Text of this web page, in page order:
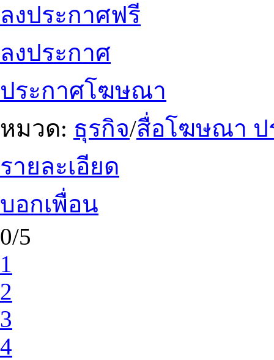
ลงประกาศฟรี
ลงประกาศ
ประกาศโฆษณา
หมวด: ธุรกิจ/สื่อโฆษณา ป
รายละเอียด
บอกเพื่อน
0/5
1
2
3
4